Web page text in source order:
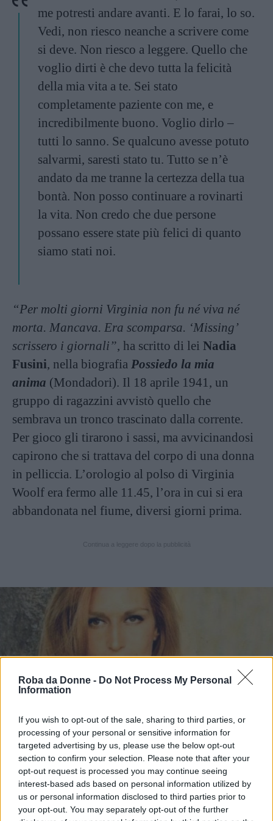
Roba da Donne - Do Not Process My Personal
Information
If you wish to opt-out of the sale, sharing to third parties, or
processing of your personal or sensitive information for
targeted advertising by us, please use the below opt-out
section to confirm your selection. Please note that after your
opt-out request is processed you may continue seeing
interest-based ads based on personal information utilized by
us or personal information disclosed to third parties prior to
your opt-out. You may separately opt-out of the further
me potresti andare avanti. E lo farai, lo so.
Vedi, non riesco neanche a scrivere come
si deve. Non riesco a leggere. Quello che
voglio dirti è che devo tutta la felicità
della mia vita a te. Sei stato
completamente paziente con me, e
incredibilmente buono. Voglio dirlo –
tutti lo sanno. Se qualcuno avesse potuto
salvarmi, saresti stato tu. Tutto se n’è
andato da me tranne la certezza della tua
bontà. Non posso continuare a rovinarti
la vita. Non credo che due persone
possano essere state più felici di quanto
siamo stati noi.
“Per molti giorni Virginia non fu né viva né
morta. Mancava. Era scomparsa. ‘Missing’
scrissero i giornali”, ha scritto di lei Nadia
Fusini, nella biografia Possiedo la mia
anima (Mondadori). Il 18 aprile 1941, un
gruppo di ragazzini avvistò quello che
sembrava un tronco trascinato dalla corrente.
Per gioco gli tirarono i sassi, ma avvicinandosi
capirono che si trattava del corpo di una donna
in pelliccia. L’orologio al polso di Virginia
Woolf era fermo alle 11.45, l’ora in cui si era
abbandonata nel fiume, diversi giorni prima.
Vi Raccomandiamo...
Quell'ultimo biglietto di Dalida prima di
suicidarsi, come Tenco e i suoi ex
“Amo questo paesaggio alluvionato,
quest’acqua selvaggia, il suo moto invasivo, i